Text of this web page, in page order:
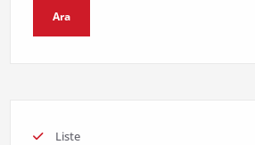
Ara
Liste